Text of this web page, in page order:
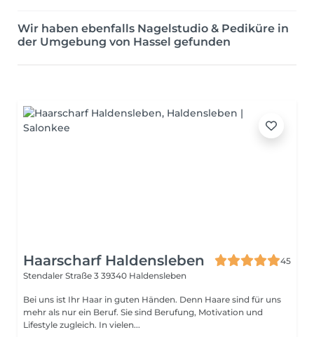
Wir haben ebenfalls Nagelstudio & Pediküre in
der Umgebung von Hassel gefunden
Haarscharf Haldensleben
45
Stendaler Straße 3 39340 Haldensleben
Bei uns ist Ihr Haar in guten Händen. Denn Haare sind für uns
mehr als nur ein Beruf. Sie sind Berufung, Motivation und
Lifestyle zugleich. In vielen...